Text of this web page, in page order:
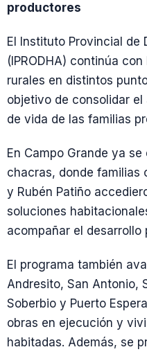
productores
El Instituto Provincial de
(IPRODHA) continúa
rurales en distintos
objetivo de consolidar
de vida de las familias
En Campo Grande ya
chacras, donde familias
y Rubén Patiño
soluciones
acompañar el
El programa también
Andresito, San Antonio,
Soberbio y Puerto
obras en ejecución y
habitadas. Además, se